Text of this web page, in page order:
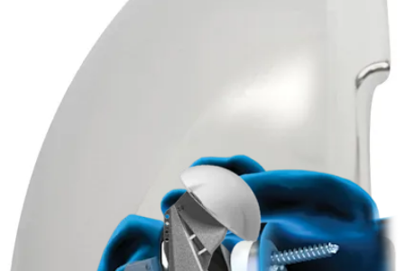
Artroplastia do ombro
Sistema de ombro total Univers™ II
Como podemos ajudar?
Contacte um representante
Veja eventos, laboratórios e oportunidades educacionais
Inscreva-se para receber: O que há de novo na Arthrex?
Conecte-se conosco